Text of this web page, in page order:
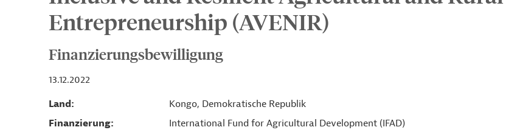
Entrepreneurship (AVENIR)
Finanzierungsbewilligung
13.12.2022
Land
Kongo, Demokratische Republik
Finanzierung
International Fund for Agricultural Development (IFAD)